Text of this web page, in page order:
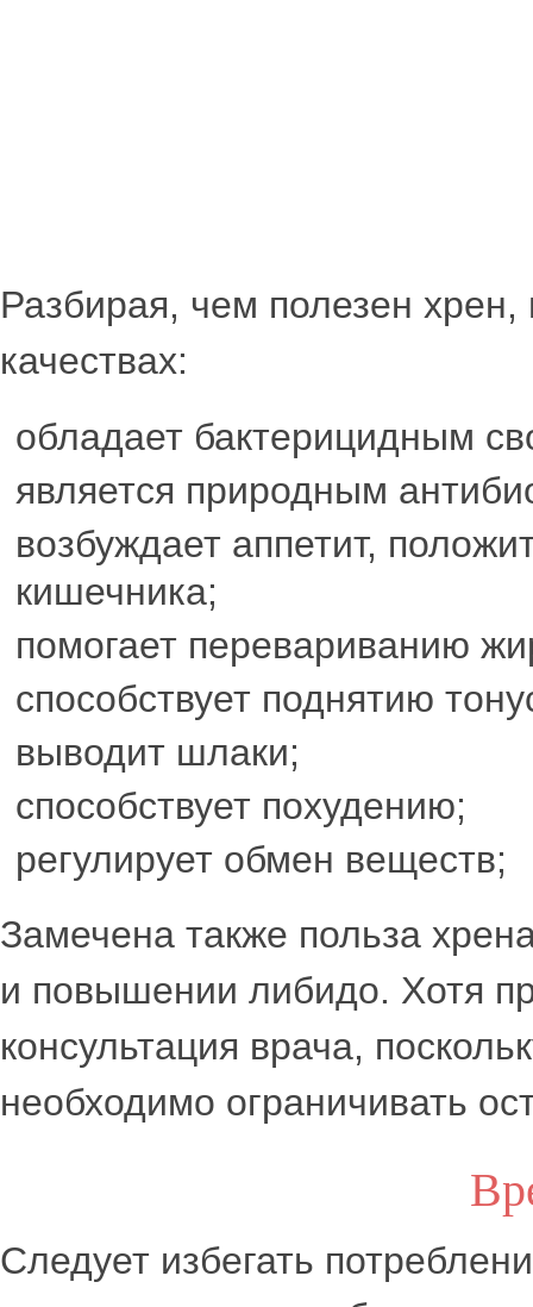
Разбирая, чем полезен хрен,
качествах:
обладает бактерицидным
является природным
возбуждает аппетит,
кишечника;
помогает перевариванию
способствует поднятию
выводит шлаки;
способствует похудению;
регулирует обмен веществ;
Замечена также польза
и повышении либидо. Хотя
консультация врача,
необходимо ограничивать
Следует избегать